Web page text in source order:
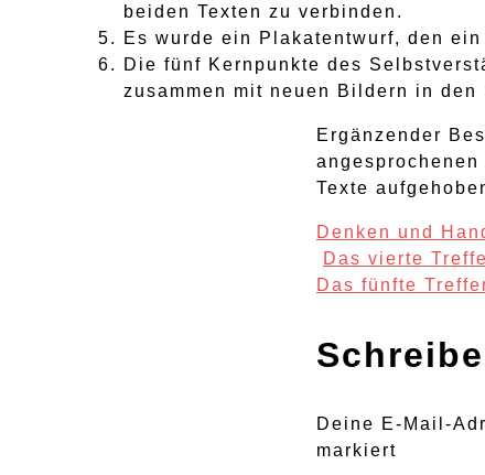
beiden Texten zu verbinden.
Es wurde ein Plakatentwurf, den
Die fünf Kernpunkte des
zusammen mit neuen Bildern in
Ergänzender
Texte
Denken und
Post
Das vierte
Das fünfte
Deine E-Mail-
markiert